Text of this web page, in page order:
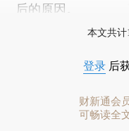
后的原因。
本文共计
登录 后
财新通会
可畅读全